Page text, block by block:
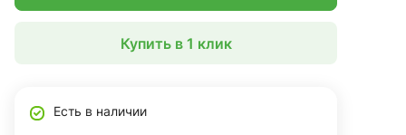
Купить в 1 клик
Есть в наличии